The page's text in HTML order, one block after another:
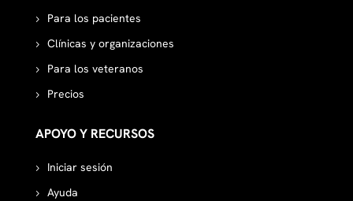
Para los pacientes
Clínicas y organizaciones
Para los veteranos
Precios
APOYO Y RECURSOS
Iniciar sesión
Ayuda